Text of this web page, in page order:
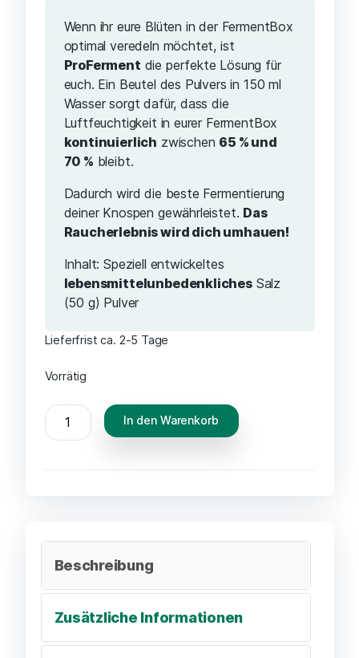
Wenn ihr eure Blüten in der FermentBox
optimal veredeln möchtet, ist
ProFerment die perfekte Lösung für
euch. Ein Beutel des Pulvers in 150 ml
Wasser sorgt dafür, dass die
Luftfeuchtigkeit in eurer FermentBox
kontinuierlich zwischen 65 % und
70 % bleibt.
Dadurch wird die beste Fermentierung
deiner Knospen gewährleistet. Das
Raucherlebnis wird dich umhauen!
Inhalt: Speziell entwickeltes
lebensmittelunbedenklichesSalz
(50 g) Pulver
Lieferfrist ca. 2-5 Tage
Vorrätig
In den Warenkorb
Beschreibung
Zusätzliche Informationen